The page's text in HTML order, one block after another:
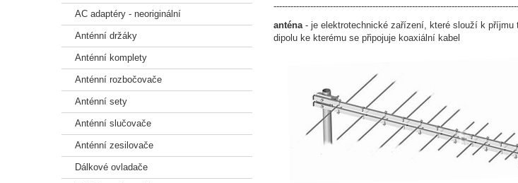
AC adaptéry - neoriginální
Anténní držáky
Anténní komplety
Anténní rozbočovače
Anténní sety
Anténní slučovače
Anténní zesilovače
Dálkové ovladače
anténa- je elektrotechnické zařízení, které slouží k příjmu
dipolu ke kterému se připojuje koaxiální kabel